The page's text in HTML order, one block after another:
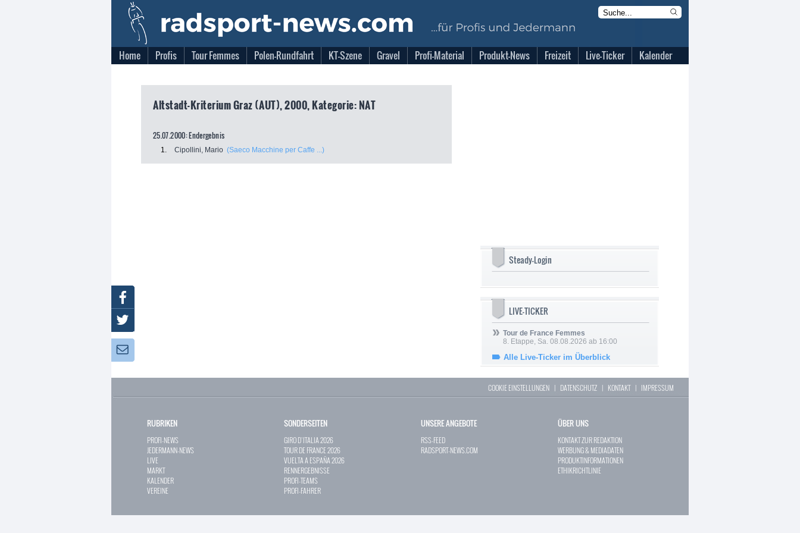
Home Profis Tour Femmes Polen-Rundfahrt KT-Szene Gravel Profi-Material Produkt-News Freizeit Live-Ticker Kalender
Altstadt-Kriterium Graz (AUT), 2000, Kategorie: NAT
25.07.2000: Endergebnis
1. Cipollini, Mario (Saeco Macchine per Caffe ...)
Steady-Login
LIVE-TICKER
Tour de France Femmes
8. Etappe, Sa. 08.08.2026 ab 16:00
Alle Live-Ticker im Überblick
COOKIE EINSTELLUNGEN | DATENSCHUTZ | KONTAKT| IMPRESSUM
RUBRIKEN
PROFI-NEWS
JEDERMANN-NEWS
LIVE
MARKT
KALENDER
VEREINE
SONDERSEITEN
GIRO D`ITALIA 2026
TOUR DE FRANCE 2026
VUELTA A ESPAÑA 2026
RENNERGEBNISSE
PROFI-TEAMS
PROFI-FAHRER
UNSERE ANGEBOTE
RSS-FEED
RADSPORT-NEWS.COM
ÜBER UNS
KONTAKT ZUR REDAKTION
WERBUNG & MEDIADATEN
PRODUKTINFORMATIONEN
ETHIKRICHTLINIE